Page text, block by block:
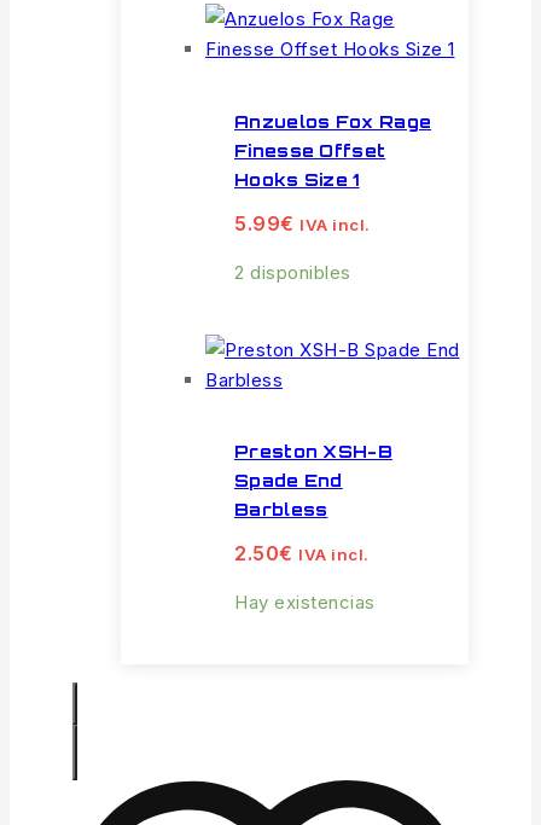
Anzuelos Fox Rage
Finesse Offset
Hooks Size 1
5.99€ IVA incl.
2 disponibles
Preston XSH-B
Spade End
Barbless
2.50€ IVA incl.
Hay existencias